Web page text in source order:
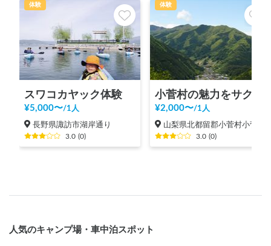
体験
スワコカヤック体験
¥5,000〜/1人
長野県諏訪市湖岸通り
3.0 (0)
体験
¥2,000〜/1人
山梨県北都留郡小菅村小菅村（６６４以上）
3.0 (0)
人気のキャンプ場・車中泊スポット